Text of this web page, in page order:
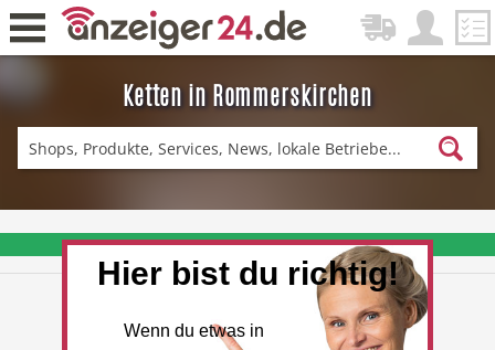
Ketten in Rommerskirchen
Zurück
News
❤️ Aktuelle Angebote & Prospekte per Newsletter erhalten
Hier bist du richtig!
Wenn du etwas in